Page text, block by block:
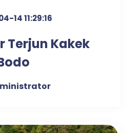
14 11:29:16
Terjun Kakek